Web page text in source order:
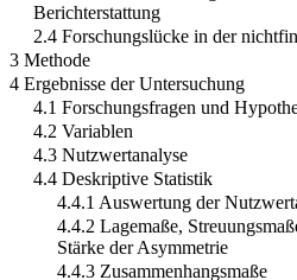
2.3 Stand der Forschung zum
Berichterstattung
2.4 Forschungslücke in der
3 Methode
4 Ergebnisse der Untersuchung
4.1 Forschungsfragen und
4.2 Variablen
4.3 Nutzwertanalyse
4.4 Deskriptive Statistik
4.4.1 Auswertung der
4.4.2 Lagemaße,
Stärke der Asymmetrie